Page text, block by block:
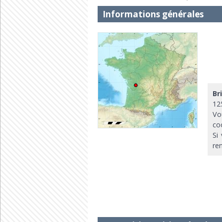
Informations générales
Si